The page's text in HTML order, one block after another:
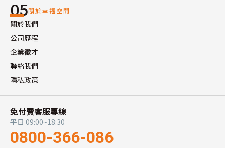
05關於幸福空間
關於我們
公司歷程
企業徵才
聯絡我們
隱私政策
免付費客服專線
平日 09:00~18:30
0800-366-086